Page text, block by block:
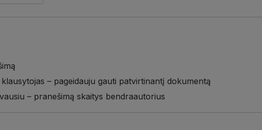
– pageidauju gauti patvirtinantį dokumentą
– pranešimą skaitys bendraautorius